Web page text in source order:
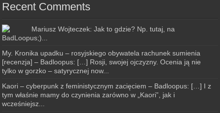
Recent Comments
Mariusz Wojteczek: Jak to gdzie? Np. tutaj, na
BadLoopus;)...
My. Kronika upadku – rosyjskiego obywatela rachunek sumienia
[recenzja] – Badloopus: […] Rosji, swojej ojczyzny. Ocenia ją nie
tylko w gorzko – satyrycznej now...
Kaori – cyberpunk z feministycznym zacięciem – Badloopus: […] I z
tym właśnie mamy do czynienia zarówno w „Kaori”, jak i
wcześniejsz...